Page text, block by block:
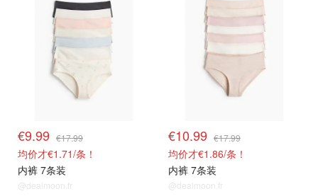
€9.99 €17.99
均价才€1.71/条！
内裤 7条装
@dealmoon.fr
€10.99 €17.99
均价才€1.86/条！
内裤 7条装
@dealmoon.fr